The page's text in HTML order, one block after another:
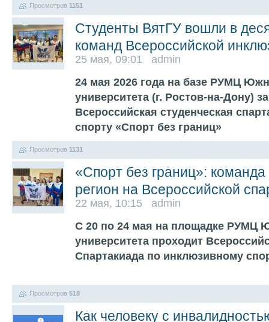
Просмотров 1151
Студенты ВятГУ вошли в
команд Всероссийской
25 мая, 09:01 admin
24 мая 2026 года на базе РУМЦ
университета (г. Ростов-на-Дону)
Всероссийская студенческая
спорту «Спорт без границ»
Просмотров 1131
«Спорт без границ»:
регион на Всероссийской
22 мая, 10:15 admin
С 20 по 24 мая на площадке РУМЦ
университета проходит
Спартакиада по инклюзивному
Просмотров 518
Как человеку с